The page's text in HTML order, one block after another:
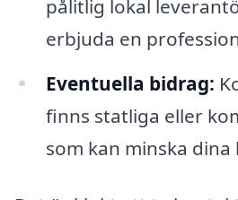
pålitlig lokal
erbjuda en
Eventuella bidrag:
finns statliga eller
som kan minska dina